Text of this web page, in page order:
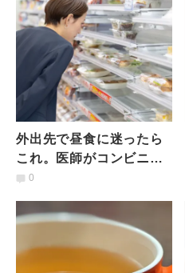
外出先で昼食に迷ったら
これ。医師がコンビニで
「これだけは買う」と決
0